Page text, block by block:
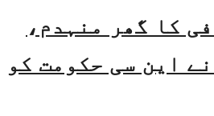
کا گھر منہدم،
این سی حکومت کو